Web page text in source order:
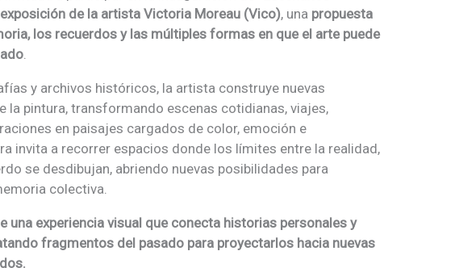
exposición de la artista Victoria Moreau (Vico), una propuesta
los recuerdos y las múltiples formas en que el arte puede
y archivos históricos, la artista construye nuevas
la pintura, transformando escenas cotidianas, viajes,
en paisajes cargados de color, emoción e
invita a recorrer espacios donde los límites entre la realidad,
se desdibujan, abriendo nuevas posibilidades para
colectiva.
una experiencia visual que conecta historias personales y
fragmentos del pasado para proyectarlos hacia nuevas